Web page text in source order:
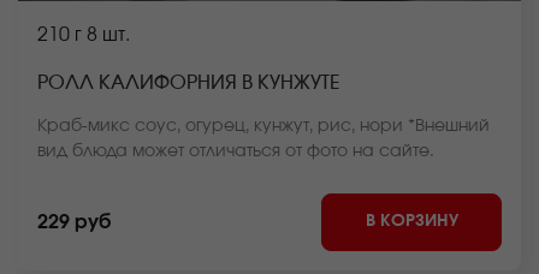
210 г 8 шт.
РОЛЛ КАЛИФОРНИЯ В КУНЖУТЕ
Краб-микс соус, огурец, кунжут, рис, нори *Внешний
вид блюда может отличаться от фото на сайте.
229 руб В КОРЗИНУ